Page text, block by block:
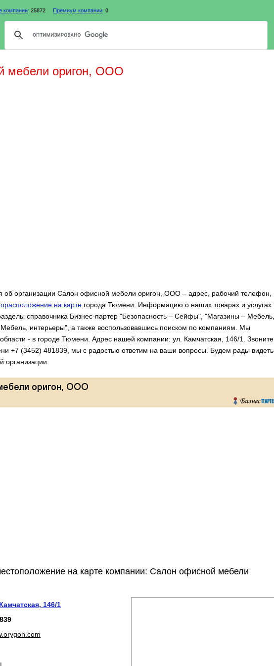
компании: 25872 Премиум компании: 0
мебели оригон, ООО
организации Салон офисной мебели оригон, ООО – адрес, рабочий телефон,
на карте города Тюмени. Информацию о наших товарах и услугах
справочника Бизнес-партер "Безопасность – Сейфы", "Магазины – Мебель,
интерьеры", а также воспользовавшись поиском по компаниям. Мы
- в городе Тюмени. Адрес нашей компании: ул. Камчатская, 146/1. Звоните
+7 (3452) 481839, мы с радостью ответим на ваши вопросы. Будем рады видеть
организации.
на карте компании: Салон офисной мебели
146/1